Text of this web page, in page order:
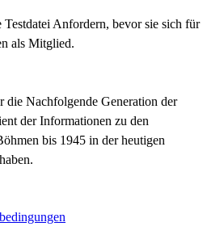
Testdatei Anfordern, bevor sie sich für
als Mitglied.
die Nachfolgende Generation der
der Informationen zu den
bis 1945 in der heutigen